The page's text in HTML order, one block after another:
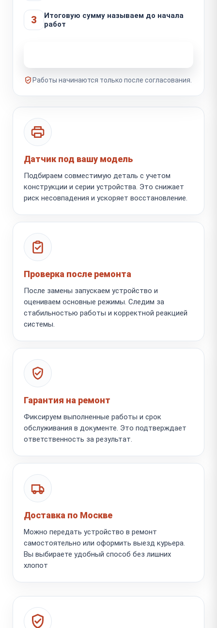
3
Итоговую сумму называем до начала
работ
Работы начинаются только после согласования.
Датчик под вашу модель
Подбираем совместимую деталь с учетом
конструкции и серии устройства. Это снижает
риск несовпадения и ускоряет восстановление.
Проверка после ремонта
После замены запускаем устройство и
оцениваем основные режимы. Следим за
стабильностью работы и корректной реакцией
системы.
Гарантия на ремонт
Фиксируем выполненные работы и срок
обслуживания в документе. Это подтверждает
ответственность за результат.
Доставка по Москве
Можно передать устройство в ремонт
самостоятельно или оформить выезд курьера.
Вы выбираете удобный способ без лишних
хлопот